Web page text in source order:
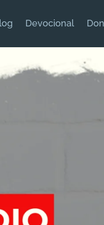
Devocional